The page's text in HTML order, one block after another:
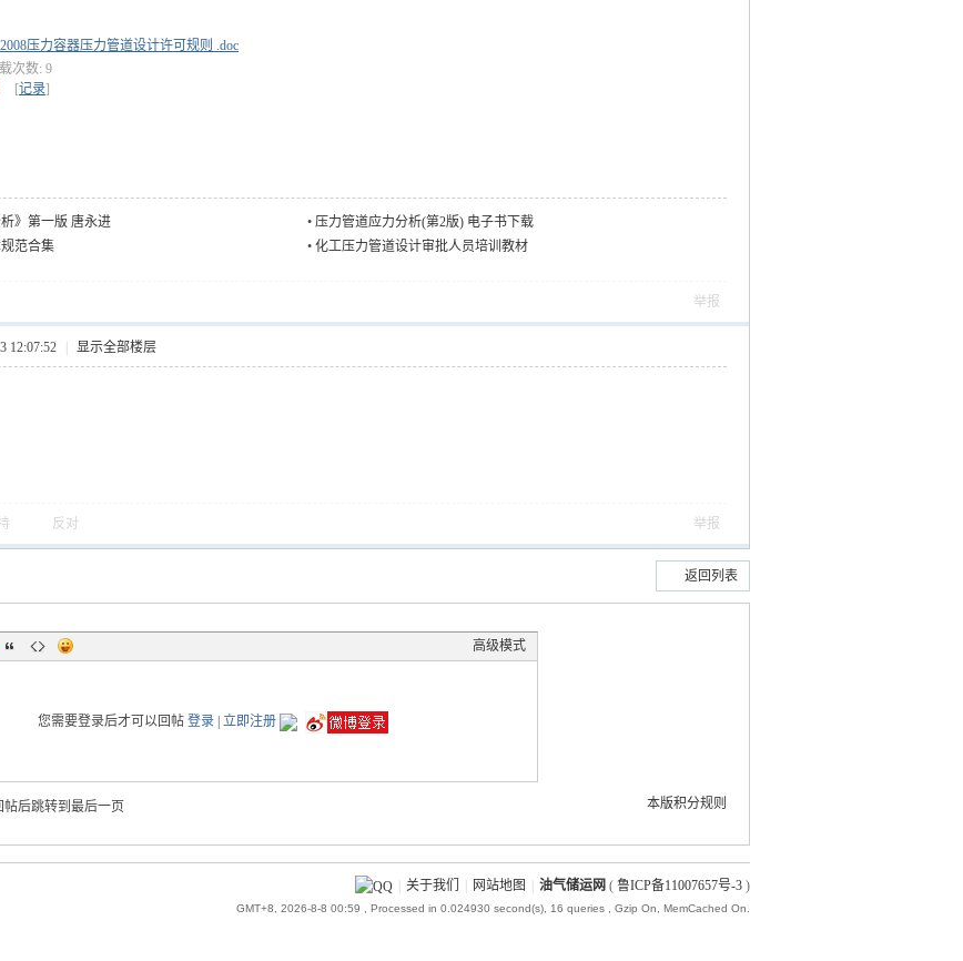
压力容器压力管道设计许可规则 .doc
次数: 9
[记录]
》第一版 唐永进 • 压力管道应力分析(第2版) 电子书下载
范合集 • 化工压力管道设计审批人员培训教材
举报
12:07:52 显示全部楼层
反对 举报
返回列表
高级模式
您需要登录后才可以回帖 登录| 立即注册
本版积分规则
帖后跳转到最后一页
关于我们 网站地图 油气储运网 ( 鲁ICP备11007657号-3 )
GMT+8, 2026-8-8 00:59 , Processed in 0.024930 second(s), 16 queries , Gzip On, MemCached On.